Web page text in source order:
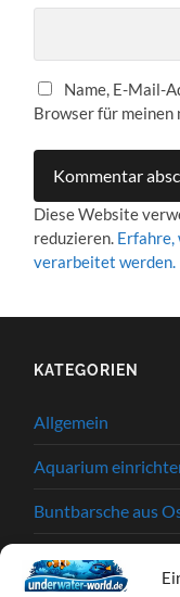
Name, E-Mail-
Browser für meinen
Diese Website
reduzieren. Erfahre,
verarbeitet werden.
KATEGORIEN
Allgemein
Aquarium
Buntbarsche aus
Einkaufstipps